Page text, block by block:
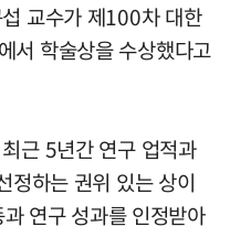
교수가 제100차 대한
서 학술상을 수상했다고
근 5년간 연구 업적과
정하는 권위 있는 상이
연구 성과를 인정받아